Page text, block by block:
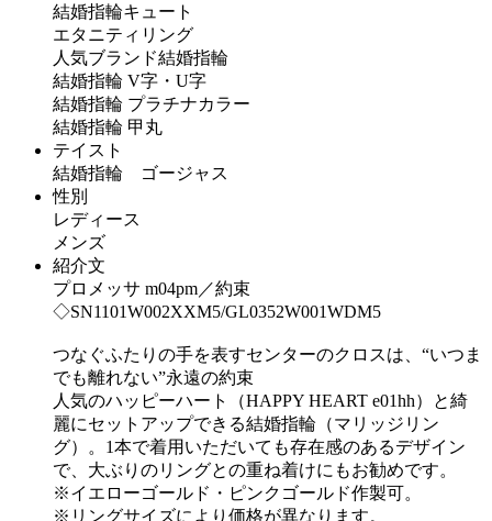
結婚指輪キュート
エタニティリング
人気ブランド結婚指輪
結婚指輪 V字・U字
結婚指輪 プラチナカラー
結婚指輪 甲丸
テイスト
結婚指輪 ゴージャス
性別
レディース
メンズ
紹介文
プロメッサ m04pm／約束
◇SN1101W002XXM5/GL0352W001WDM5
つなぐふたりの手を表すセンターのクロスは、“いつま
でも離れない”永遠の約束
人気のハッピーハート（HAPPY HEART e01hh）と綺
麗にセットアップできる結婚指輪（マリッジリン
グ）。1本で着用いただいても存在感のあるデザイン
で、大ぶりのリングとの重ね着けにもお勧めです。
※イエローゴールド・ピンクゴールド作製可。
※リングサイズにより価格が異なります。